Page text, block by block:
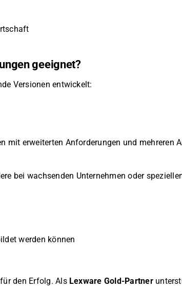
geeignet?
Versionen entwickelt:
mit erweiterten Anforderungen und mehreren
bei wachsenden Unternehmen oder
werden können
den Erfolg. Als Lexware Gold-Partner